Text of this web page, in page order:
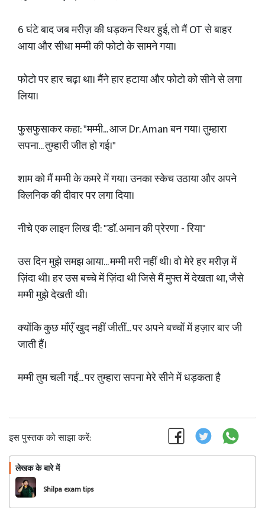
6 घंटे बाद जब मरीज़ की धड़कन स्थिर हुई, तो मैं OT से बाहर
आया और सीधा मम्मी की फोटो के सामने गया।
फोटो पर हार चढ़ा था। मैंने हार हटाया और फोटो को सीने से लगा
लिया।
फुसफुसाकर कहा: "मम्मी... आज Dr. Aman बन गया। तुम्हारा
सपना... तुम्हारी जीत हो गई।"
शाम को मैं मम्मी के कमरे में गया। उनका स्केच उठाया और अपने
क्लिनिक की दीवार पर लगा दिया।
नीचे एक लाइन लिख दी: "डॉ. अमान की प्रेरणा - रिया"
उस दिन मुझे समझ आया... मम्मी मरी नहीं थी। वो मेरे हर मरीज़ में
ज़िंदा थी। हर उस बच्चे में ज़िंदा थी जिसे मैं मुफ्त में देखता था, जैसे
मम्मी मुझे देखती थी।
क्योंकि कुछ माँएँ खुद नहीं जीतीं... पर अपने बच्चों में हज़ार बार जी
जाती हैं।
मम्मी तुम चली गईं... पर तुम्हारा सपना मेरे सीने में धड़कता है
इस पुस्तक को साझा करें:
लेखक के बारे में
Shilpa exam tips